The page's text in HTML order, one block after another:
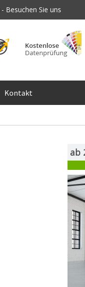
- Besuchen Sie uns
Kontakt
ab